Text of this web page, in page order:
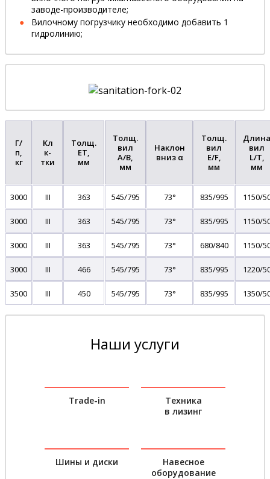
заводе-производителе;
Вилочному погрузчику необходимо добавить 1
гидролинию;
Г/
п,
кг
Кл
к-
тки
Толщ.
ET,
мм
Толщ.
вил
A/B,
мм
Наклон
вниз α
Толщ.
вил
E/F,
мм
Длина
вил
L/T,
мм
3000 III 363 545/795 73° 835/995 1150/
3000 III 363 545/795 73° 835/995 1150/
3000 III 363 545/795 73° 680/840 1150/
3000 III 466 545/795 73° 835/995 1220/
3500 III 450 545/795 73° 835/995 1350/
Наши услуги
Trade-in
Техника
в лизинг
Шины и диски
Навесное
оборудование